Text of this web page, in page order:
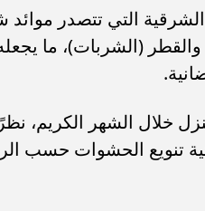
التي تتصدر
(الشربات)، ما
خلال الشهر الكريم،
تنويع الحشوات حسب
في